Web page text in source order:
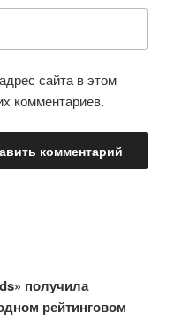
сайта в этом
комментариев.
получила
рейтинговом